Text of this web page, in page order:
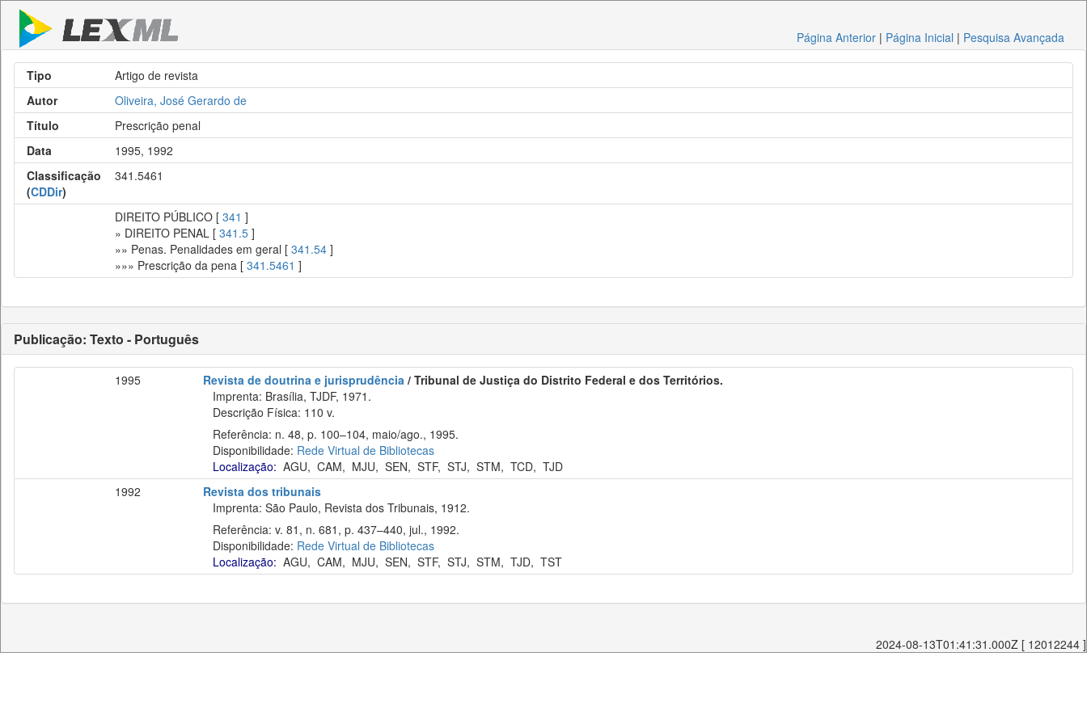
Página Anterior | Página Inicial | Pesquisa Avançada
Tipo
Artigo de revista
Autor
Oliveira, José Gerardo de
Título
Prescrição penal
Data
1995, 1992
Classificação
(CDDir)
341.5461
DIREITO PÚBLICO [ 341 ]
» DIREITO PENAL [ 341.5 ]
»» Penas. Penalidades em geral [ 341.54 ]
»»» Prescrição da pena [ 341.5461 ]
Publicação: Texto - Português
1995 Revista de doutrina e jurisprudência / Tribunal de Justiça do Distrito Federal e dos Territórios.
Imprenta: Brasília, TJDF, 1971.
Descrição Física: 110 v.
Referência: n. 48, p. 100–104, maio/ago., 1995.
Disponibilidade: Rede Virtual de Bibliotecas
Localização: AGU, CAM, MJU, SEN, STF, STJ, STM, TCD, TJD
1992
Revista dos tribunais
Imprenta: São Paulo, Revista dos Tribunais, 1912.
Referência: v. 81, n. 681, p. 437–440, jul., 1992.
Disponibilidade: Rede Virtual de Bibliotecas
Localização: AGU, CAM, MJU, SEN, STF, STJ, STM, TJD, TST
2024-08-13T01:41:31.000Z [ 12012244 ]